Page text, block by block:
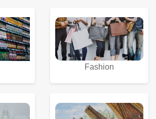
Fashion